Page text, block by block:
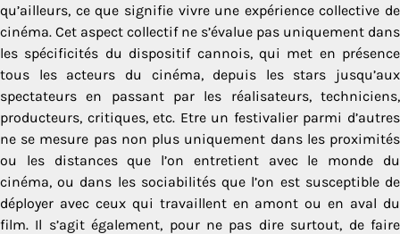
qu’ailleurs, ce que signifie vivre une expérience collective de
cinéma. Cet aspect collectif ne s’évalue pas uniquement dans
les spécificités du dispositif cannois, qui met en présence
tous les acteurs du cinéma, depuis les stars jusqu’aux
spectateurs en passant par les réalisateurs, techniciens,
producteurs, critiques, etc. Etre un festivalier parmi d’autres
ne se mesure pas non plus uniquement dans les proximités
ou les distances que l’on entretient avec le monde du
cinéma, ou dans les sociabilités que l’on est susceptible de
déployer avec ceux qui travaillent en amont ou en aval du
film. Il s’agit également, pour ne pas dire surtout, de faire